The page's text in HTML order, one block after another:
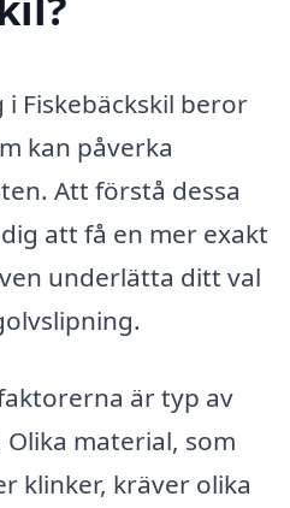
Fiskebäckskil beror
kan påverka
Att förstå dessa
att få en mer exakt
underlätta ditt val
är typ av
Olika material, som
klinker, kräver olika